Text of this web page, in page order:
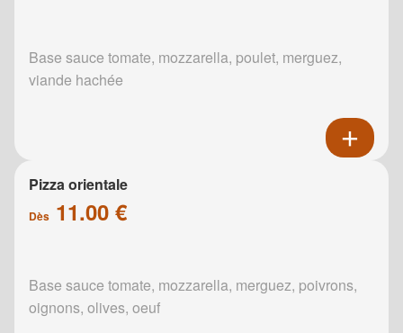
Base sauce tomate, mozzarella, poulet, merguez,
viande hachée
Pizza orientale
Dès 11.00 €
Base sauce tomate, mozzarella, merguez, poivrons,
oignons, olives, oeuf